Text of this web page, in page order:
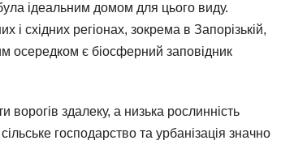
ідеальним домом для цього виду.
і східних регіонах, зокрема в Запорізькій,
осередком є біосферний заповідник
здалеку, а низька рослинність
господарство та урбанізація значно